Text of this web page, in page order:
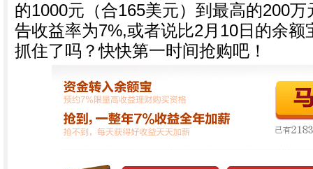
的1000元（合165美元）到最高的200
告收益率为7%,或者说比2月10日的余额
抓住了吗？快快第一时间抢购吧！